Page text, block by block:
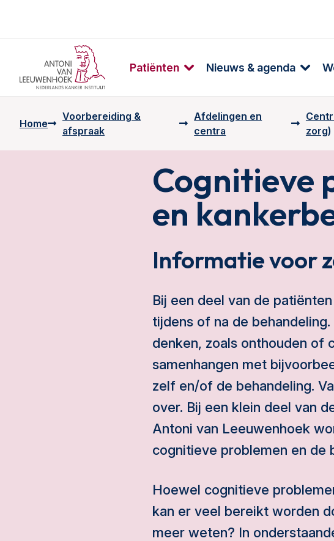
Patiënten Nieuws & agenda
Home
Voorbereiding &
afspraak
Afdelingen en
centra
zorg)
Cognitieve
en
Informatie voor
Bij een deel van de
tijdens of na de
denken, zoals onthouden of
samenhangen met
zelf en/of de behandeling.
over. Bij een klein deel van
Antoni van Leeuwenhoek
cognitieve problemen en de
Hoewel cognitieve
kan er veel bereikt worden
meer weten? In